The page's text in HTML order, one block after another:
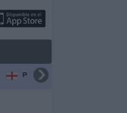
Premier League